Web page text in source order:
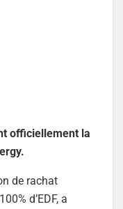
officiellement la
de rachat
d’EDF, a